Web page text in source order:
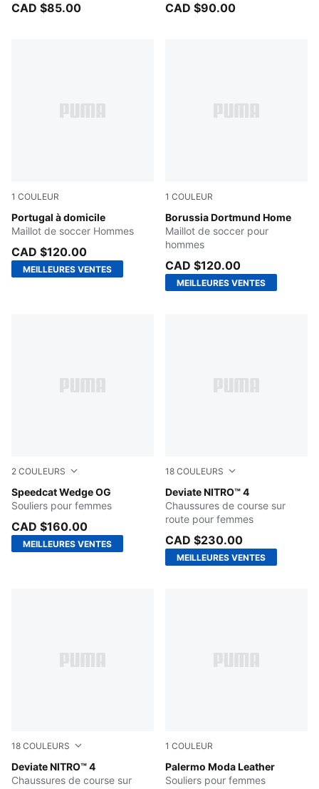
CAD $85.00 CAD $90.00
1 COULEUR
Portugal à domicile
Club Red-Green Lagoon
Maillot de soccer Hommes
CAD $120.00
MEILLEURES VENTES
1 COULEUR
Borussia Dortmund Home
Faster Yellow-PUMA Black
Maillot de soccer pour
hommes
CAD $120.00
MEILLEURES VENTES
2 COULEURS
Speedcat Wedge OG
PUMA Black-PUMA White
Souliers pour femmes
CAD $160.00
MEILLEURES VENTES
18 COULEURS
Deviate NITRO™ 4
Fresh Water-Nitro Blue
Chaussures de course sur
route pour femmes
CAD $230.00
MEILLEURES VENTES
18 COULEURS
Deviate NITRO™ 4
Alpine Snow-Warm White
Chaussures de course sur
1 COULEUR
Palermo Moda Leather
PUMA WHITE
Souliers pour femmes